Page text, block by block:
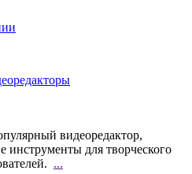
видеоредактор,
для творческого
...